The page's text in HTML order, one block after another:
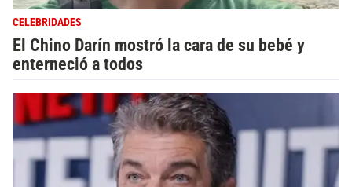
CELEBRIDADES
El Chino Darín mostró la cara de su bebé y
enterneció a todos